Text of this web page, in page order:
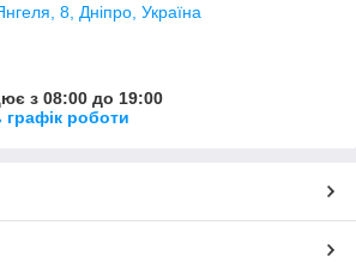
8, Дніпро, Україна
з 08:00 до 19:00
графік роботи